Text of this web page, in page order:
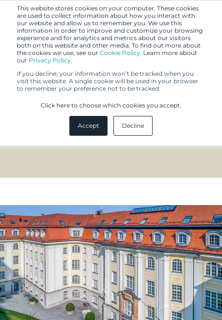
This website stores cookies on your computer. These cookies
are used to collect information about how you interact with
our website and allow us to remember you. We use this
information in order to improve and customize your browsing
experience and for analytics and metrics about our visitors
both on this website and other media. To find out more about
the cookies we use, see our Cookie Policy. Learn more about
our Privacy Policy.
If you decline, your information won’t be tracked when you
visit this website. A single cookie will be used in your browser
to remember your preference not to be tracked.
Click here to choose which cookies you accept.
Accept Decline
Berggren
Deutschland